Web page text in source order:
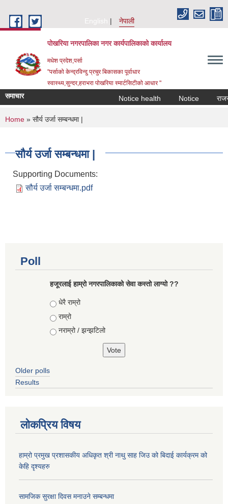
English
नेपाली
पोखरिया नगरपालिका नगर कार्यपालिकाको कार्यालय
मधेश प्रदेश,पर्सा
"पर्साको केन्द्रविन्दु प्रचुर बिकासका पूर्वाधार
स्वास्थ्य,सुन्दर,हराभरा पोखरिया स्मार्टसिटीको आधार "
समाचार Notice health Notice
You are here
Home » सौर्य उर्जा सम्बन्धमा |
सौर्य उर्जा सम्बन्धमा |
Supporting Documents:
सौर्य उर्जा सम्बन्धमा.pdf
Poll
हजूरलाई हाम्रो नगरपालिकाको सेवा कस्तो लाग्यो ??
Choices
धेरै राम्रो
राम्रो
नराम्रो / झन्झटिलो
Older polls
Results
लोकप्रिय विषय
हाम्रो प्रमुख प्रशासकीय अधिकृत श्री नाथु साह जिउ को बिदाई कार्यक्रम को
केहि दृश्यहरु
सामजिक सुरक्षा दिवस मनाउने सम्बन्धमा